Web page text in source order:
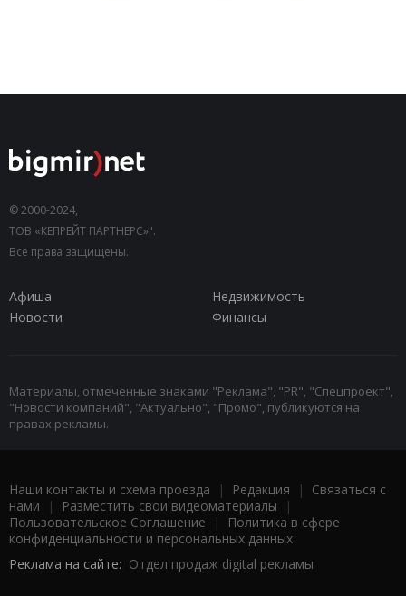
© 2000-2024,
ТОВ «КЕПРЕЙТ ПАРТНЕРС»".
Все права защищены.
Афиша
Недвижимость
Новости
Финансы
Материалы, отмеченные знаками "Реклама", "PR", "Спецпроект",
"Новости компаний", "Актуально", "Промо", публикуются на
правах рекламы.
Наши контакты и схема проезда | Редакция | Связаться с
нами | Разместить свои видеоматериалы |
Пользовательское Соглашение |
Политика в сфере
конфиденциальности и персональных данных
Реклама на сайте: Отдел продаж digital рекламы